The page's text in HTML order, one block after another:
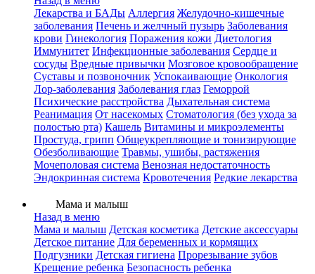
Лекарства и БАДы Аллергия Желудочно-кишечные
заболевания Печень и желчный пузырь Заболевания
крови Гинекология Поражения кожи Диетология
Иммунитет Инфекционные заболевания Сердце и
сосуды Вредные привычки Мозговое кровообращение
Суставы и позвоночник Успокаивающие Онкология
Лор-заболевания Заболевания глаз Геморрой
Психические расстройства Дыхательная система
Реанимация От насекомых Стоматология (без ухода за
полостью рта) Кашель Витамины и микроэлементы
Простуда, грипп Общеукрепляющие и тонизирующие
Обезболивающие Травмы, ушибы, растяжения
Мочеполовая система Венозная недостаточность
Эндокринная система Кровотечения Редкие лекарства
Мама и малыш
Назад в меню
Мама и малыш Детская косметика Детские аксессуары
Детское питание Для беременных и кормящих
Подгузники Детская гигиена Прорезывание зубов
Крещение ребенка Безопасность ребенка